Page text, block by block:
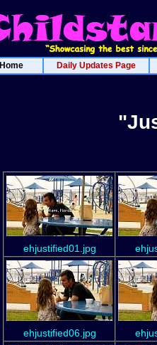
Home Daily Updates Page
ehjustified01.jpg
ehjustified06.jpg